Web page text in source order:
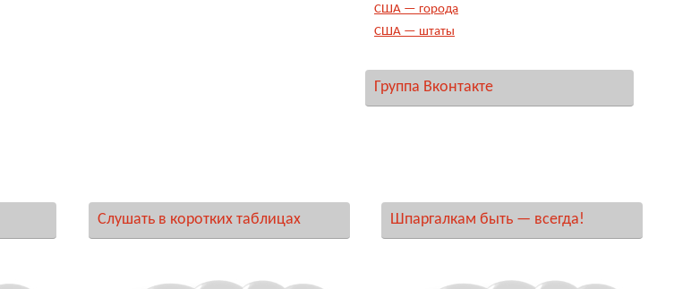
США — города
США — штаты
Группа Вконтакте
Слушать в коротких таблицах Шпаргалкам быть — всегда!